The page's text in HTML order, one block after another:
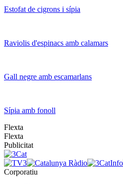
Estofat de cigrons i sípia
Raviolis d'espinacs amb calamars
Gall negre amb escamarlans
Sípia amb fonoll
Flexta
Flexta
Publicitat
Corporatiu